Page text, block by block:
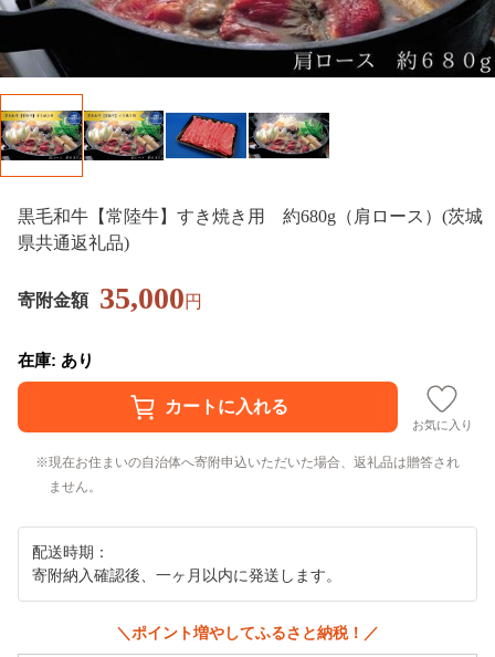
黒毛和牛【常陸牛】すき焼き用 約680g（肩ロース）(茨城
県共通返礼品)
寄附金額 35,000円
在庫: あり
お気に入り
現在お住まいの自治体へ寄附申込いただいた場合、返礼品は贈答され
ません。
配送時期：
寄附納入確認後、一ヶ月以内に発送します。
＼ポイント増やしてふるさと納税！／